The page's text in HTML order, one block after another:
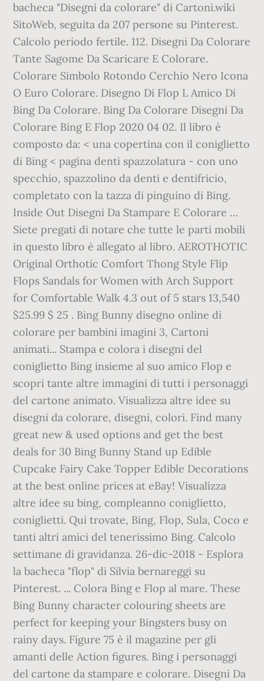
bacheca "Disegni da colorare" di Cartoni.wiki
SitoWeb, seguita da 207 persone su Pinterest.
Calcolo periodo fertile. 112. Disegni Da Colorare
Tante Sagome Da Scaricare E Colorare.
Colorare Simbolo Rotondo Cerchio Nero Icona
O Euro Colorare. Disegno Di Flop L Amico Di
Bing Da Colorare. Bing Da Colorare Disegni Da
Colorare Bing E Flop 2020 04 02. Il libro è
composto da: < una copertina con il coniglietto
di Bing < pagina denti spazzolatura - con uno
specchio, spazzolino da denti e dentifricio,
completato con la tazza di pinguino di Bing.
Inside Out Disegni Da Stampare E Colorare …
Siete pregati di notare che tutte le parti mobili
in questo libro è allegato al libro. AEROTHOTIC
Original Orthotic Comfort Thong Style Flip
Flops Sandals for Women with Arch Support
for Comfortable Walk 4.3 out of 5 stars 13,540
$25.99 $ 25 . Bing Bunny disegno online di
colorare per bambini imagini 3, Cartoni
animati... Stampa e colora i disegni del
coniglietto Bing insieme al suo amico Flop e
scopri tante altre immagini di tutti i personaggi
del cartone animato. Visualizza altre idee su
disegni da colorare, disegni, colori. Find many
great new & used options and get the best
deals for 30 Bing Bunny Stand up Edible
Cupcake Fairy Cake Topper Edible Decorations
at the best online prices at eBay! Visualizza
altre idee su bing, compleanno coniglietto,
coniglietti. Qui trovate, Bing, Flop, Sula, Coco e
tanti altri amici del tenerissimo Bing. Calcolo
settimane di gravidanza. 26-dic-2018 - Esplora
la bacheca "flop" di Silvia bernareggi su
Pinterest. ... Colora Bing e Flop al mare. These
Bing Bunny character colouring sheets are
perfect for keeping your Bingsters busy on
rainy days. Figure 75 è il magazine per gli
amanti delle Action figures. Bing i personaggi
del cartone da stampare e colorare. Disegni Da